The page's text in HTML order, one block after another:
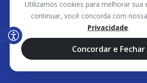
Voz do Povo
Vídeos Reels
Política de
Utilizamos cookies para melhorar sua
continuar, você concorda com nossa
Privacidade.
Concordar e Fechar